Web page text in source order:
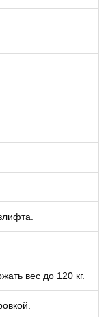
вес до 120 кг.